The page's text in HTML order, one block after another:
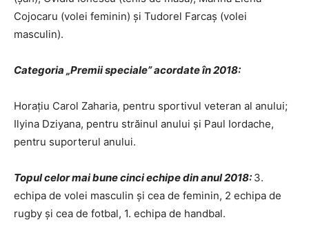
Cojocaru (volei feminin) și Tudorel Farcaș (volei
masculin).
Categoria „Premii speciale” acordate în 2018:
Horațiu Carol Zaharia, pentru sportivul veteran al anului;
Ilyina Dziyana, pentru străinul anului și Paul Iordache,
pentru suporterul anului.
Topul celor mai bune cinci echipe din anul 2018: 3.
echipa de volei masculin și cea de feminin, 2 echipa de
rugby și cea de fotbal, 1. echipa de handbal.